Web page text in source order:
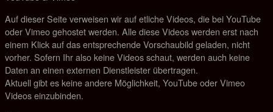
Auf dieser Seite verweisen wir auf etliche Videos, die bei YouTube
oder Vimeo gehostet werden. Alle diese Videos werden erst nach
einem Klick auf das entsprechende Vorschaubild geladen, nicht
vorher. Sofern Ihr also keine Videos schaut, werden auch keine
Daten an einen externen Dienstleister übertragen.
Aktuell gibt es keine andere Möglichkeit, YouTube oder Vimeo
Videos einzubinden.